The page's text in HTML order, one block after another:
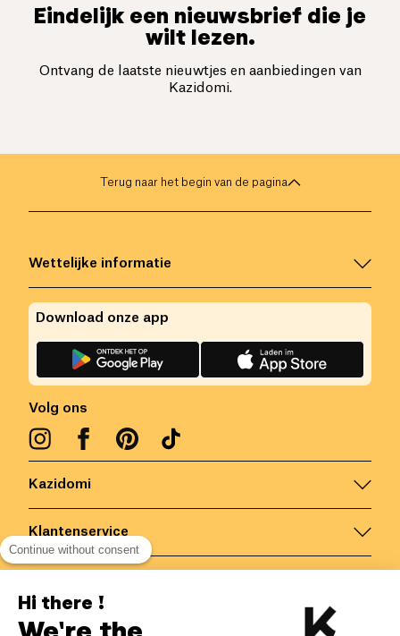
Eindelijk een nieuwsbrief die je
wilt lezen.
Ontvang de laatste nieuwtjes en aanbiedingen van
Kazidomi.
Terug naar het begin van de pagina
Kazidomi
Klantenservice
Wettelijke informatie
Volg ons
Download onze app
België/ NL
Continue without consent
Hi there !